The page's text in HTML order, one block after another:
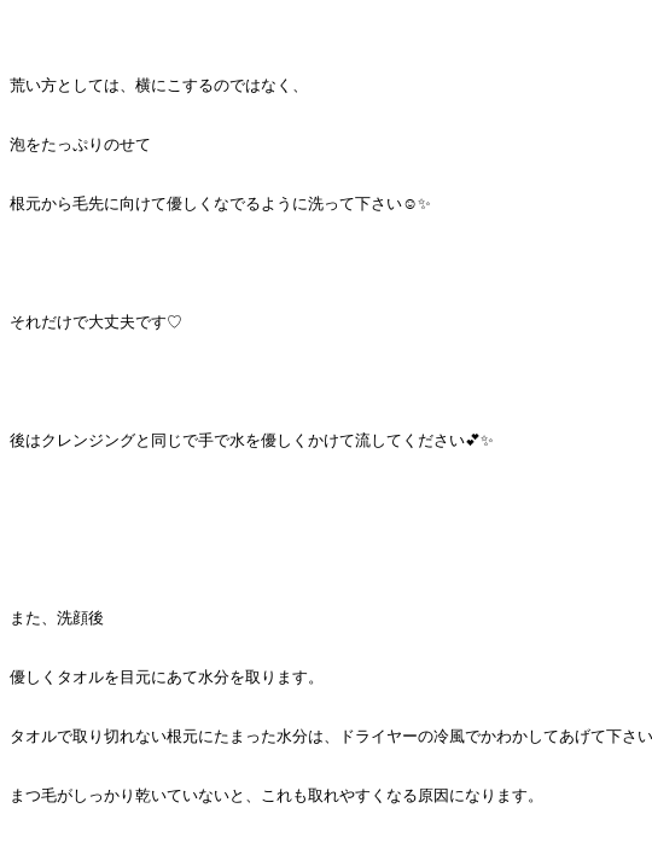
荒い方としては、横にこするのではなく、
泡をたっぷりのせて
根元から毛先に向けて優しくなでるように洗って下さい☺️✨
それだけで大丈夫です♡
後はクレンジングと同じで手で水を優しくかけて流してください💕✨
また、洗顔後
優しくタオルを目元にあて水分を取ります。
タオルで取り切れない根元にたまった水分は、ドライヤーの冷風でかわかしてあげて下さ
まつ毛がしっかり乾いていないと、これも取れやすくなる原因になります。